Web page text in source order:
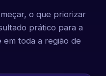
o que priorizar
prático para a
toda a região de